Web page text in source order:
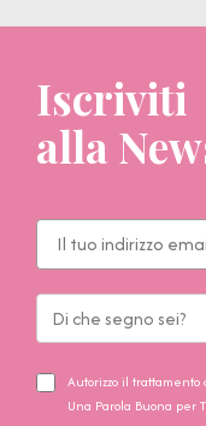
Iscriviti
alla
Autorizzo il
Una Parola Buona per